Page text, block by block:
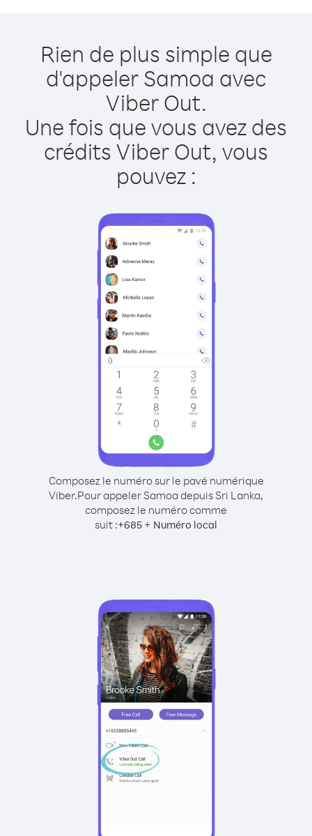
Rien de plus simple que
d'appeler Samoa avec
Viber Out.
Une fois que vous avez des
crédits Viber Out, vous
pouvez :
Composez le numéro sur le pavé numérique
Viber.Pour appeler Samoa depuis Sri Lanka,
composez le numéro comme
suit :+685 + Numéro local